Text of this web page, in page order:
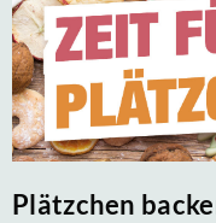
Plätzchen